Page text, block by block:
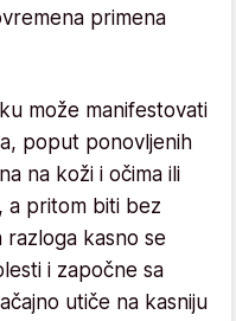
primena
može manifestovati
poput ponovljenih
na koži i očima ili
a pritom biti bez
razloga kasno se
i započne sa
utiče na kasniju